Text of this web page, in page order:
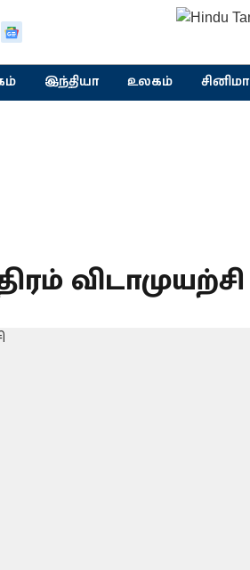
இந்தியா உலகம் சினிமா
விடாமுயற்சி